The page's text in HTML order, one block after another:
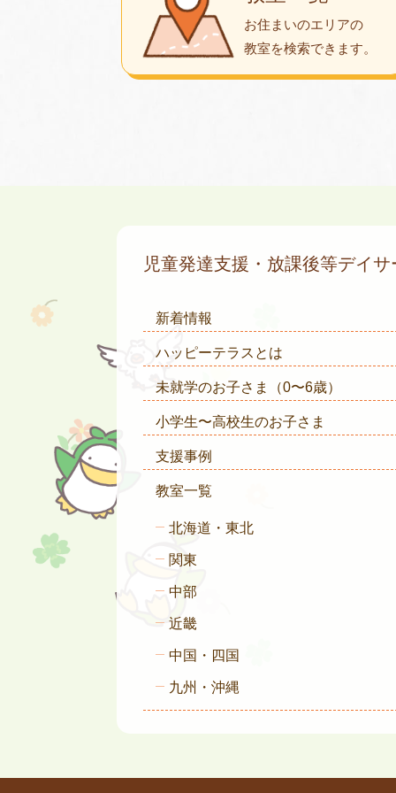
お住まいのエリアの
教室を検索できます。
児童発達支援・放課後等デイ
新着情報
ハッピーテラスとは
未就学のお子さま （0〜6歳）
小学生〜高校生のお子さま
支援事例
教室一覧
北海道・東北
関東
中部
近畿
中国・四国
九州・沖縄